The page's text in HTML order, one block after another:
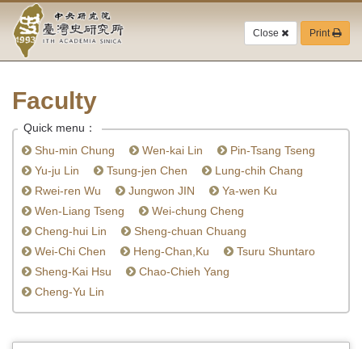
Jump
the
main
block
Academia
Sinica-
History
Institute-
Home
Close Print
Faculty
Quick menu：
Shu-min Chung
Wen-kai Lin
Pin-Tsang Tseng
Yu-ju Lin
Tsung-jen Chen
Lung-chih Chang
Rwei-ren Wu
Jungwon JIN
Ya-wen Ku
Wen-Liang Tseng
Wei-chung Cheng
Cheng-hui Lin
Sheng-chuan Chuang
Wei-Chi Chen
Heng-Chan,Ku
Tsuru Shuntaro
Sheng-Kai Hsu
Chao-Chieh Yang
Cheng-Yu Lin